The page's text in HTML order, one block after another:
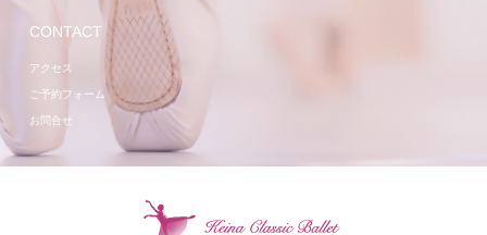
CONTACT
アクセス
ご予約フォーム
お問合せ